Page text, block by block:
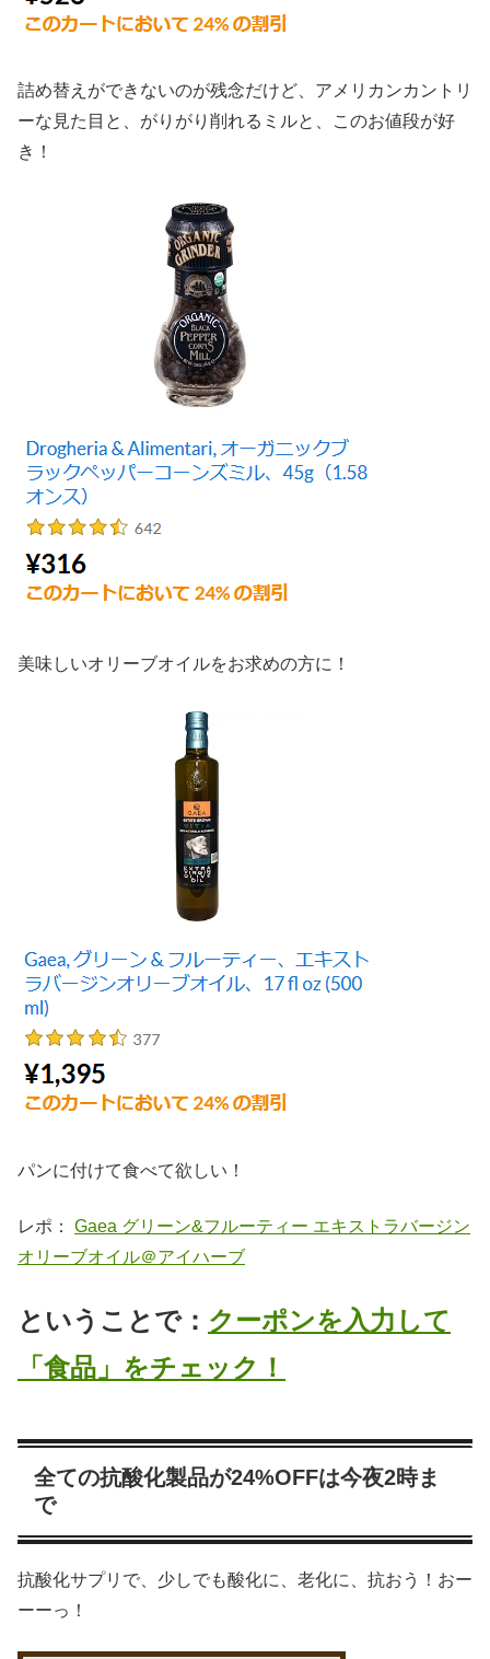
詰め替えができないのが残念だけど、アメリカンカントリ
ーな見た目と、がりがり削れるミルと、このお値段が好
き！
美味しいオリーブオイルをお求めの方に！
パンに付けて食べて欲しい！
レポ： Gaea グリーン&フルーティー エキストラバージン
オリーブオイル＠アイハーブ
ということで： クーポンを入力して
「食品」をチェック！
全ての抗酸化製品が24%OFFは今夜2時ま
で
抗酸化サプリで、少しでも酸化に、老化に、抗おう！おー
ーーっ！